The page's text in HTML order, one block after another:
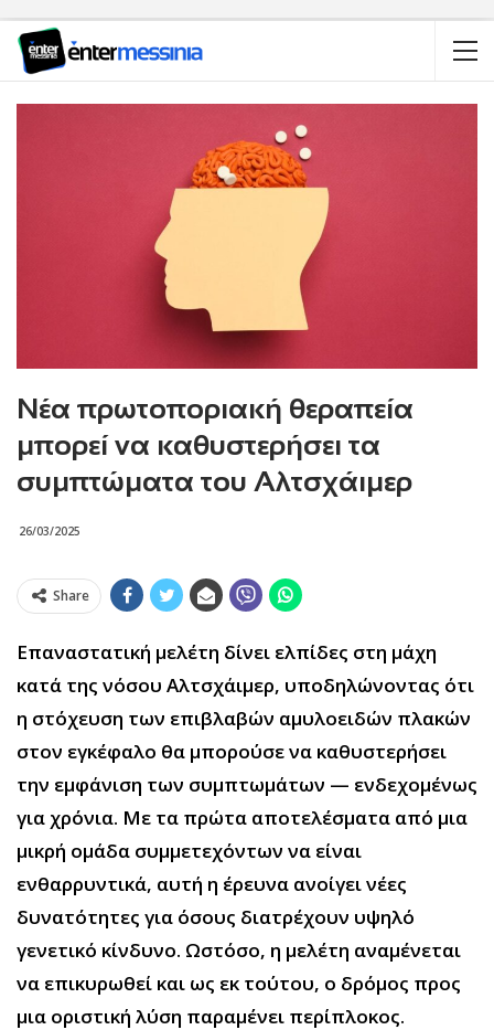
Νέα πρωτοποριακή θεραπεία
μπορεί να καθυστερήσει τα
συμπτώματα του Αλτσχάιμερ
26/03/2025
Share
Επαναστατική μελέτη δίνει ελπίδες στη μάχη
κατά της νόσου Αλτσχάιμερ, υποδηλώνοντας ότι
η στόχευση των επιβλαβών αμυλοειδών πλακών
στον εγκέφαλο θα μπορούσε να καθυστερήσει
την εμφάνιση των συμπτωμάτων — ενδεχομένως
για χρόνια. Με τα πρώτα αποτελέσματα από μια
μικρή ομάδα συμμετεχόντων να είναι
ενθαρρυντικά, αυτή η έρευνα ανοίγει νέες
δυνατότητες για όσους διατρέχουν υψηλό
γενετικό κίνδυνο. Ωστόσο, η μελέτη αναμένεται
να επικυρωθεί και ως εκ τούτου, ο δρόμος προς
μια οριστική λύση παραμένει περίπλοκος.